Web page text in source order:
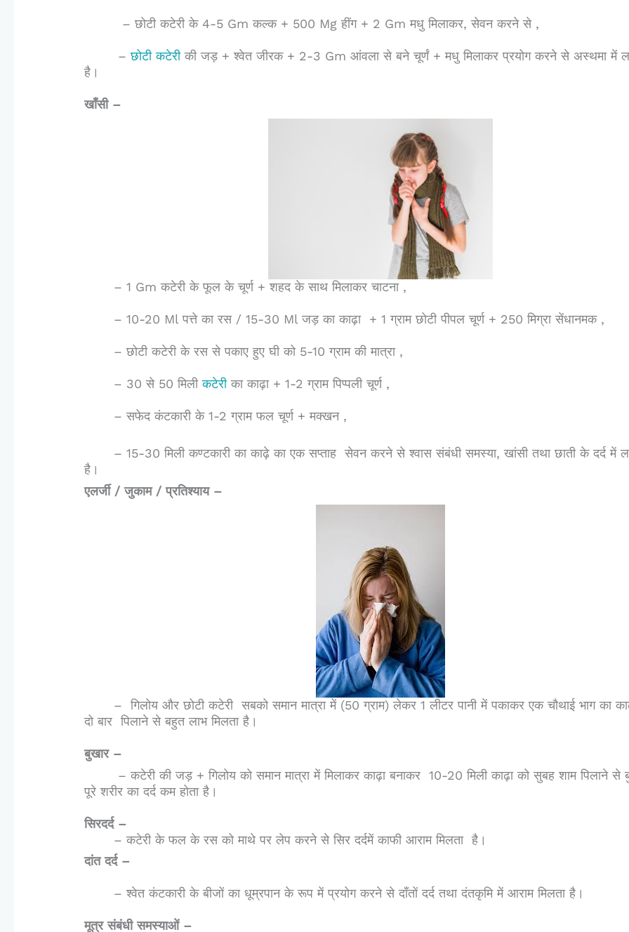
– छोटी कटेरी के 4-5 Gm कल्क + 500 Mg हींग + 2 Gm मधु मिलाकर, सेवन करने से ,
–छोटी कटेरीकी जड़ + श्वेत जीरक + 2-3 Gmआंवला से बने चूर्णं + मधु मिलाकर प्रयोग करने से अस्थमा में
है।
खाँसी –
– 1 Gm कटेरी के फूल के चूर्ण + शहद के साथ मिलाकर चाटना ,
– 10-20 Ml पत्ते का रस / 15-30 Ml जड़का काढ़ा + 1 ग्राम छोटी पीपल चूर्ण + 250 मिग्रा सेंधानमक ,
– छोटी कटेरी के रस से पकाए हुए घी को 5-10 ग्राम की मात्रा ,
– 30 से 50 मिलीकटेरी का काढ़ा + 1-2 ग्राम पिप्पली चूर्ण ,
– सफेद कंटकारी के 1-2 ग्राम फल चूर्ण + मक्खन ,
– 15-30 मिली कण्टकारी का काढ़े का एक सप्ताह सेवन करने से श्वास संबंधी समस्या, खांसी तथा छाती के दर्द में
है।
एलर्जी / जुकाम / प्रतिश्याय –
–गिलोय और छोटी कटेरी सबको समान मात्रा में (50 ग्राम) लेकर 1 लीटर पानी में पकाकर एक चौथाई भाग का
दो बार पिलाने से बहुत लाभ मिलता है।
बुखार –
– कटेरी की जड़ + गिलोय को समान मात्रा में मिलाकर काढ़ा बनाकर 10-20 मिली काढ़ा को सुबह शाम पिलाने से
पूरे शरीर का दर्द कम होता है।
सिरदर्द –
– कटेरी के फल के रस को माथे पर लेप करने से सिर दर्दमें काफी आराम मिलता है।
दांत दर्द –
– श्वेत कंटकारी के बीजों का धूम्रपान के रूप में प्रयोग करने से दाँतों दर्द तथा दंतकृमि में आराम मिलता है।
मूत्र संबंधी समस्याओं –